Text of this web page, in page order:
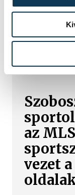
az
vezet